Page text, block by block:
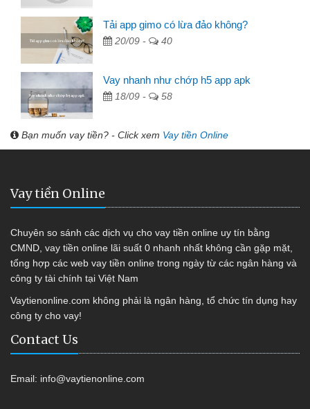
Tải app gimo có lừa đảo không?
20/09 - 40
Vay nhanh như chớp h5 app apk
18/09 - 58
Bạn muốn vay tiền? - Click xem Vay tiền Online
Vay tiền Online
Chuyên so sánh các dịch vụ cho vay tiền online uy tín bằng
CMND, vay tiền online lãi suất 0 nhanh nhất không cần gặp mặt,
tổng hợp các web vay tiền online trong ngày từ các ngân hàng và
công ty tài chính tại Việt Nam
Vaytienonline.com không phải là ngân hàng, tổ chức tín dụng hay
công ty cho vay!
Contact Us
Email: info@vaytienonline.com